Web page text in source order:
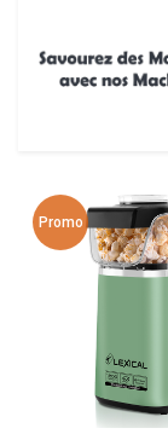
Promo